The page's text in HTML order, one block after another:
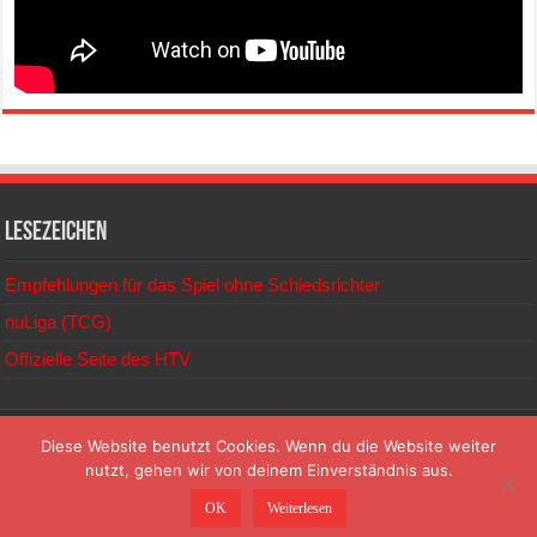
Lesezeichen
Empfehlungen für das Spiel ohne Schiedsrichter
nuLiga (TCG)
Offizielle Seite des HTV
© 2026
TC Gersprenztal Reinheim e.V. | Mühlstraße | 64354 Reinheim |
Diese Website benutzt Cookies. Wenn du die Website weiter
nutzt, gehen wir von deinem Einverständnis aus.
OK Weiterlesen